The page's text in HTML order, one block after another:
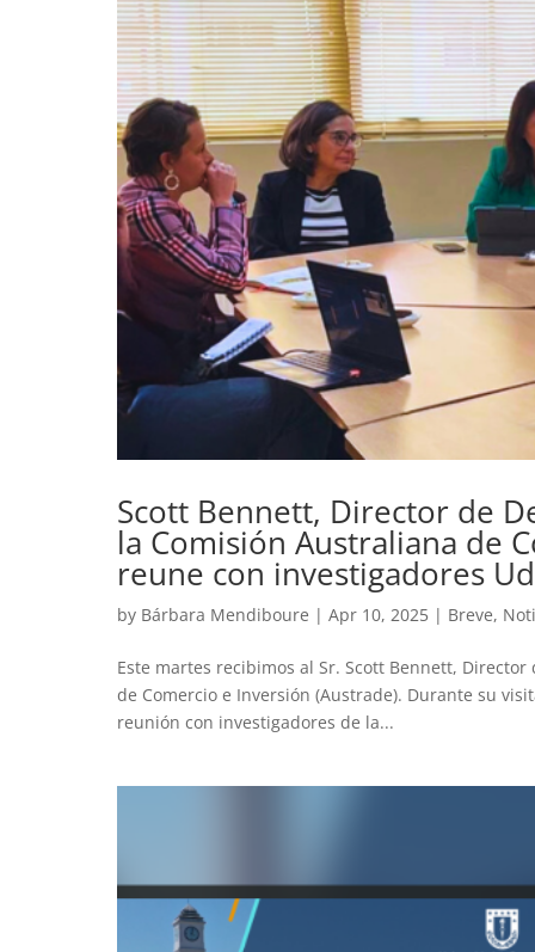
Scott Bennett, Director de
la Comisión Australiana de
reune con investigadores
by Bárbara Mendiboure | Apr 10, 2025 | Breve,
Este martes recibimos al Sr. Scott Bennett,
de Comercio e Inversión (Austrade). Durante su
reunión con investigadores de la...